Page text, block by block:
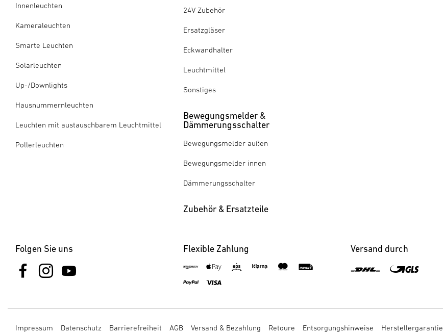
Innenleuchten
Kameraleuchten
Smarte Leuchten
Solarleuchten
Up-/Downlights
Hausnummernleuchten
Leuchten mit austauschbarem Leuchtmittel
Pollerleuchten
24V Zubehör
Ersatzgläser
Eckwandhalter
Leuchtmittel
Sonstiges
Bewegungsmelder &
Dämmerungsschalter
Bewegungsmelder außen
Bewegungsmelder innen
Dämmerungsschalter
Zubehör & Ersatzteile
Folgen Sie uns Flexible Zahlung Versand durch
Impressum Datenschutz Barrierefreiheit AGB Versand & Bezahlung Retoure Entsorgungshinweise Herstellergarantie